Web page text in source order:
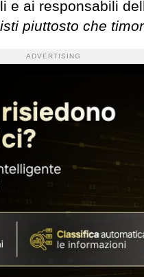
e ai responsabili
piuttosto che
ADVERTISING